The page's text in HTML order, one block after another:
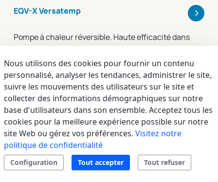
EQV-X Versatemp >
Pompe à chaleur réversible. Haute efficacité dans
intérieure, verticale à vue ou encastrée
Nous utilisons des cookies pour fournir un contenu
personnalisé, analyser les tendances, administrer le site,
suivre les mouvements des utilisateurs sur le site et
collecter des informations démographiques sur notre
base d'utilisateurs dans son ensemble. Acceptez tous les
cookies pour la meilleure expérience possible sur notre
site Web ou gérez vos préférences. Visitez notre
politique de confidentialité
Configuration Tout accepter Tout refuser